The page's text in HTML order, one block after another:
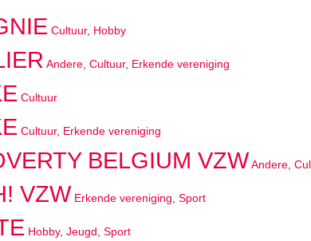
Cultuur, Hobby
Andere, Cultuur, Erkende vereniging
Cultuur
Cultuur, Erkende vereniging
BELGIUM VZWAndere,
VZW Erkende vereniging Sport
Hobby, Jeugd Sport